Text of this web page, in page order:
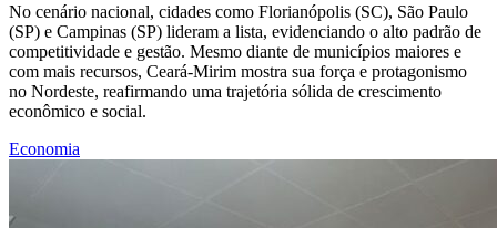
No cenário nacional, cidades como Florianópolis (SC), São Paulo
(SP) e Campinas (SP) lideram a lista, evidenciando o alto padrão de
competitividade e gestão. Mesmo diante de municípios maiores e
com mais recursos, Ceará-Mirim mostra sua força e protagonismo
no Nordeste, reafirmando uma trajetória sólida de crescimento
econômico e social.
Economia